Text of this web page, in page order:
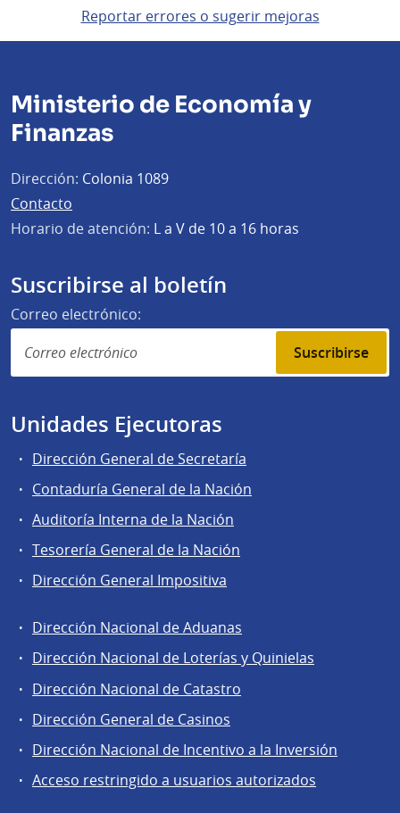
Reportar errores o sugerir mejoras
Ministerio de Economía y
Finanzas
Dirección: Colonia 1089
Contacto
Horario de atención: L a V de 10 a 16 horas
Suscribirse al boletín
Correo electrónico:
Suscribirse
Unidades Ejecutoras
Dirección General de Secretaría
Contaduría General de la Nación
Auditoría Interna de la Nación
Tesorería General de la Nación
Dirección General Impositiva
Áreas
la
Dirección
General
de
Secretaría
Dirección Nacional de Aduanas
Dirección Nacional de Loterías y Quinielas
Dirección Nacional de Catastro
Dirección General de Casinos
Dirección Nacional de Incentivo a la Inversión
Acceso restringido a usuarios autorizados